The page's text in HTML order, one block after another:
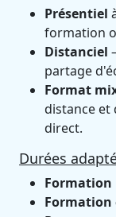
Présentiel
formation
Distanciel
partage
Format
distance et
direct.
Durées
Formation
Formation